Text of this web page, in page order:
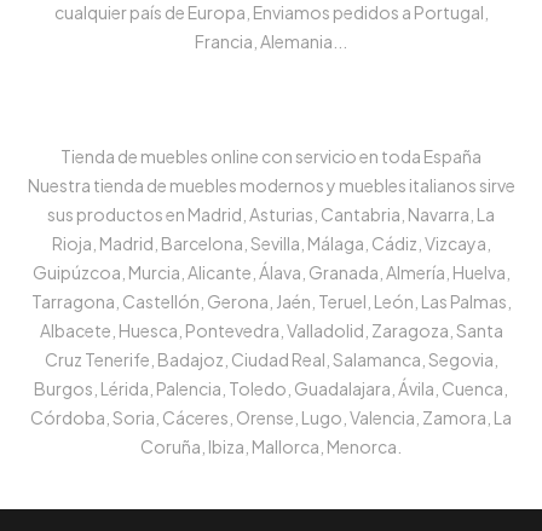
cualquier país de Europa, Enviamos pedidos a Portugal,
Francia, Alemania...
Tienda de muebles online con servicio en toda España
Nuestra tienda de muebles modernos y muebles italianos sirve
sus productos en Madrid, Asturias, Cantabria, Navarra, La
Rioja, Madrid, Barcelona, Sevilla, Málaga, Cádiz, Vizcaya,
Guipúzcoa, Murcia, Alicante, Álava, Granada, Almería, Huelva,
Tarragona, Castellón, Gerona, Jaén, Teruel, León, Las Palmas,
Albacete, Huesca, Pontevedra, Valladolid, Zaragoza, Santa
Cruz Tenerife, Badajoz, Ciudad Real, Salamanca, Segovia,
Burgos, Lérida, Palencia, Toledo, Guadalajara, Ávila, Cuenca,
Córdoba, Soria, Cáceres, Orense, Lugo, Valencia, Zamora, La
Coruña, Ibiza, Mallorca, Menorca.